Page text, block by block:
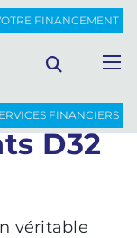
FINANCEMENT
FINANCIERS
YACHTS D32
D32
véritable